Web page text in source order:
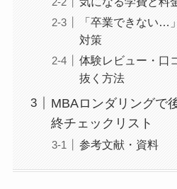
「卒業できない…
対策
体験レビュー・口
抜く方法
MBAロンダリングで
終チェックリスト
参考文献・資料